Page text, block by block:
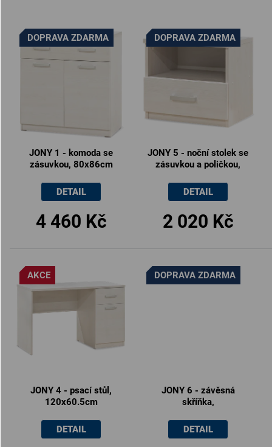
DOPRAVA ZDARMA
JONY 1 - komoda se
zásuvkou, 80x86cm
4 460 Kč
DETAIL
DOPRAVA ZDARMA
JONY 5 - noční stolek se
zásuvkou a poličkou,
2 020 Kč
DETAIL
AKCE
JONY 4 - psací stůl,
120x60.5cm
DETAIL
DOPRAVA ZDARMA
JONY 6 - závěsná
skříňka,
DETAIL